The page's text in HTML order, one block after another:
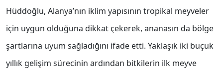
Hüddoğlu, Alanya’nın iklim yapısının tropikal meyveler
için uygun olduğuna dikkat çekerek, ananasın da bölge
şartlarına uyum sağladığını ifade etti. Yaklaşık iki buçuk
yıllık gelişim sürecinin ardından bitkilerin ilk meyve